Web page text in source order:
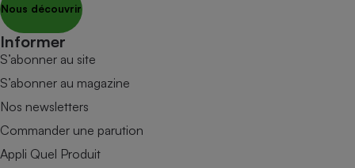
Nous découvrir
Informer
S’abonner au site
S’abonner au magazine
Nos newsletters
Commander une parution
Appli Quel Produit